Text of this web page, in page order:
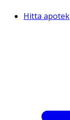
Hitta apotek